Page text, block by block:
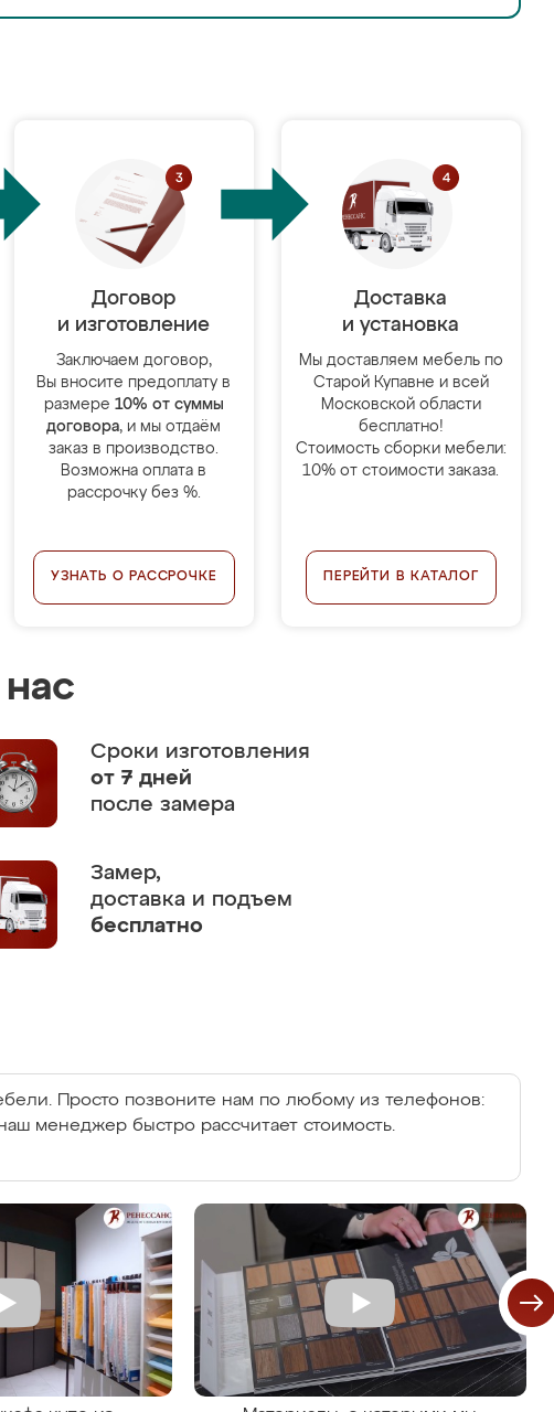
Договор
и изготовление
Заключаем договор,
Вы вносите предоплату в
размере 10% от суммы
договора, и мы отдаём
заказ в производство.
Возможна оплата в
рассрочку без %.
УЗНАТЬ О РАССРОЧКЕ
Доставка
и установка
Мы доставляем мебель по
Старой Купавне и всей
Московской области
бесплатно!
Стоимость сборки мебели:
10% от стоимости заказа.
ПЕРЕЙТИ В КАТАЛОГ
Сроки изготовления
от 7 дней
после замера
Замер,
доставка и подъем
бесплатно
Просто позвоните нам по любому из телефонов:
менеджер быстро рассчитает стоимость.